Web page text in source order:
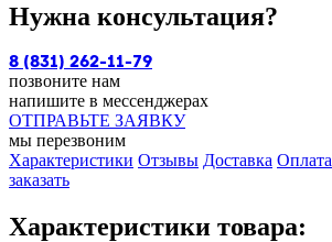
Нужна консультация?
8 (831) 262-11-79
позвоните нам
напишите в мессенджерах
ОТПРАВЬТЕ ЗАЯВКУ
мы перезвоним
Характеристики Отзывы Доставка Оплата
заказать
Характеристики товара: